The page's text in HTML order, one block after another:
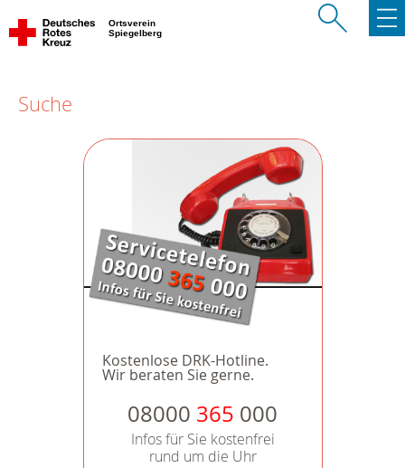
Ortsverein
Spiegelberg
Suche
Kostenlose DRK-Hotline.
Wir beraten Sie gerne.
08000 365 000
Infos für Sie kostenfrei
rund um die Uhr